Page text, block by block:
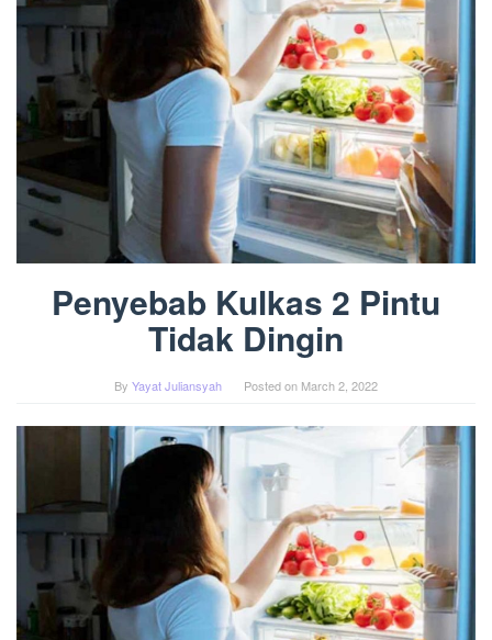
Penyebab Kulkas 2 Pintu
Tidak Dingin
By Yayat Juliansyah Posted on March 2, 2022